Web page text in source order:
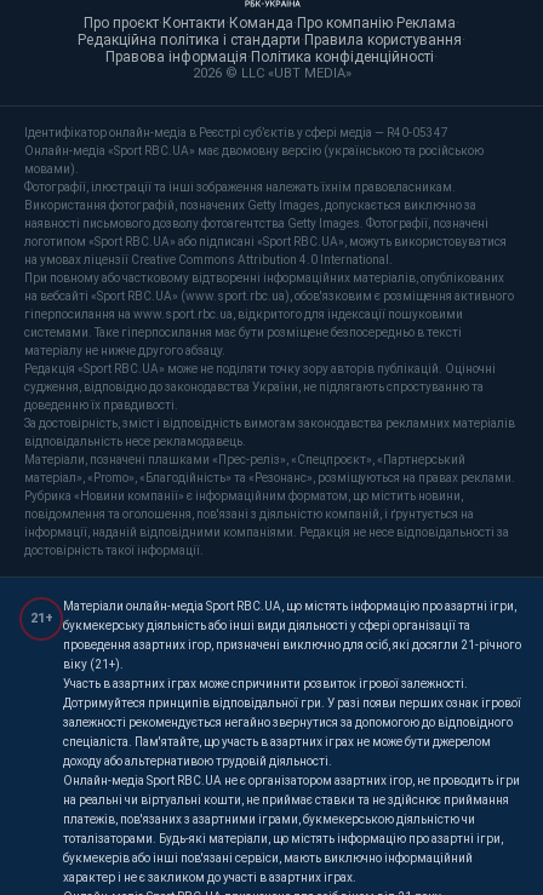
Про проєкт·Контакти·Команда·Про компанію·Реклама·
Редакційна політика і стандарти·Правила користування·
Правова інформація·Політика конфіденційності·
2026 © LLC «UBT MEDIA»
Ідентифікатор онлайн-медіа в Реєстрі суб’єктів у сфері медіа — R40-05347
Онлайн-медіа «Sport RBC.UA» має двомовну версію (українською та російською
мовами).
Фотографії, ілюстрації та інші зображення належать їхнім правовласникам.
Використання фотографій, позначених Getty Images, допускається виключно за
наявності письмового дозволу фотоагентства Getty Images. Фотографії, позначені
логотипом «Sport RBC.UA» або підписані «Sport RBC.UA», можуть використовуватися
на умовах ліцензії Creative Commons Attribution 4.0 International.
При повному або частковому відтворенні інформаційних матеріалів, опублікованих
на вебсайті «Sport RBC.UA» (www.sport.rbc.ua), обов'язковим є розміщення активного
гіперпосилання на www.sport.rbc.ua, відкритого для індексації пошуковими
системами. Таке гіперпосилання має бути розміщене безпосередньо в тексті
матеріалу не нижче другого абзацу.
Редакція «Sport RBC.UA» може не поділяти точку зору авторів публікацій. Оціночні
судження, відповідно до законодавства України, не підлягають спростуванню та
доведенню їх правдивості.
За достовірність, зміст і відповідність вимогам законодавства рекламних матеріалів
відповідальність несе рекламодавець.
Матеріали, позначені плашками «Прес-реліз», «Спецпроєкт», «Партнерський
матеріал», «Promo», «Благодійність» та «Резонанс», розміщуються на правах реклами.
Рубрика «Новини компанії» є інформаційним форматом, що містить новини,
повідомлення та оголошення, пов'язані з діяльністю компаній, і ґрунтується на
інформації, наданій відповідними компаніями. Редакція не несе відповідальності за
достовірність такої інформації.
21+
Матеріали онлайн-медіа Sport RBC.UA, що містять інформацію про азартні ігри,
букмекерську діяльність або інші види діяльності у сфері організації та
проведення азартних ігор, призначені виключно для осіб, які досягли 21-річного
віку (21+).
Участь в азартних іграх може спричинити розвиток ігрової залежності.
Дотримуйтеся принципів відповідальної гри. У разі появи перших ознак ігрової
залежності рекомендується негайно звернутися за допомогою до відповідного
спеціаліста. Пам'ятайте, що участь в азартних іграх не може бути джерелом
доходу або альтернативою трудовій діяльності.
Онлайн-медіа Sport RBC.UA не є організатором азартних ігор, не проводить ігри
на реальні чи віртуальні кошти, не приймає ставки та не здійснює приймання
платежів, пов'язаних з азартними іграми, букмекерською діяльністю чи
тоталізаторами. Будь-які матеріали, що містять інформацію про азартні ігри,
букмекерів або інші пов'язані сервіси, мають виключно інформаційний
характер і не є закликом до участі в азартних іграх.